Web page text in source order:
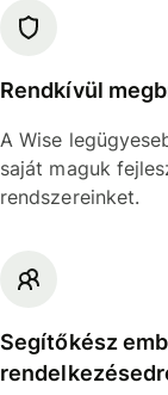
Rendkívül
A Wise
saját maguk
rendszereinket.
Segítőkész